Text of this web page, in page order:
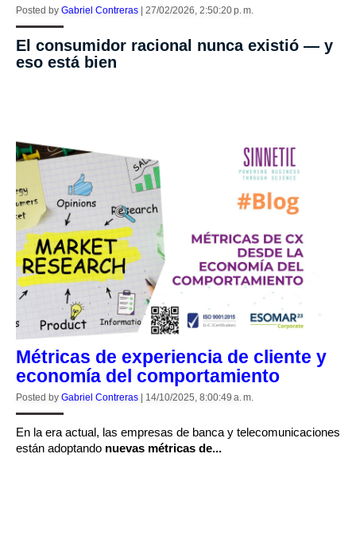
Posted by Gabriel Contreras | 27/02/2026, 2:50:20 p. m.
El consumidor racional nunca existió — y
eso está bien
Métricas de experiencia de cliente y
economía del comportamiento
Posted by Gabriel Contreras | 14/10/2025, 8:00:49 a. m.
En la era actual, las empresas de banca y telecomunicaciones
están adoptando nuevas métricas de...